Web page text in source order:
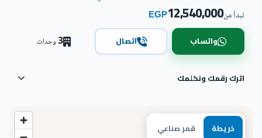
خريطة قمر صناعي
تبدأ من12,540,000
EGP
واتساب اتصال 3وحدات
اترك رقمك ونكلمك